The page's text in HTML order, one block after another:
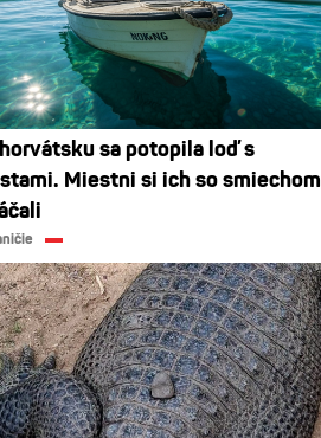
sa potopila loď s
Miestni si ich so smiechom